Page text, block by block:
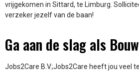
vrijgekomen in Sittard, te Limburg.
verzeker jezelf van de baan!
Ga aan de slag als
Jobs2Care B.V.;Jobs2Care heeft jou veel